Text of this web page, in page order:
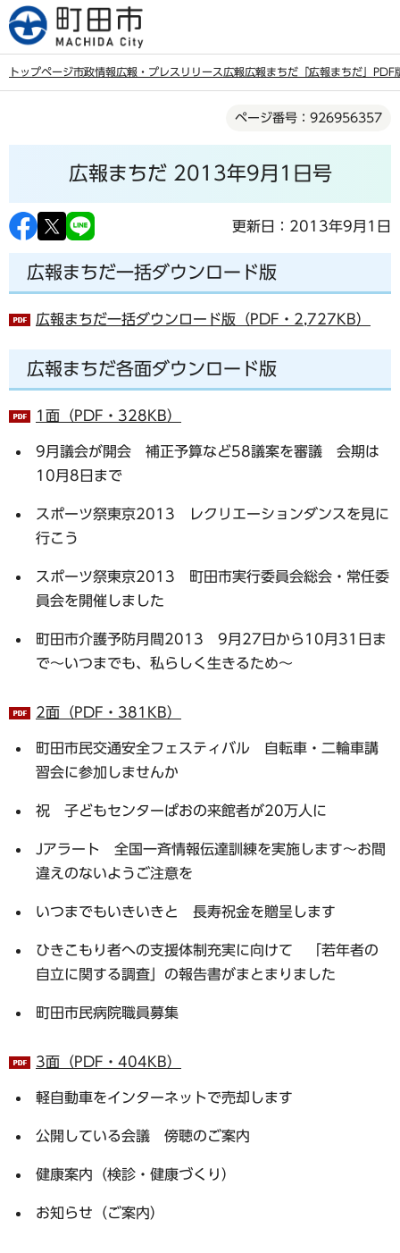
こ
の
す
トップページ市政情報広報・プレスリリース 広報広報まちだ 「広報まちだ」PDF
ら
ページ番号：926956357
広報まちだ 2013年9月1日号
更新日：2013年9月1日
広報まちだ一括ダウンロード版
広報まちだ一括ダウンロード版（PDF・2,727KB）
広報まちだ各面ダウンロード版
1面（PDF・328KB）
9月議会が開会 補正予算など58議案を審議 会期は
10月8日まで
スポーツ祭東京2013 レクリエーションダンスを見に
行こう
スポーツ祭東京2013 町田市実行委員会総会・常任委
員会を開催しました
町田市介護予防月間2013 9月27日から10月31日ま
で～いつまでも、私らしく生きるため～
2面（PDF・381KB）
町田市民交通安全フェスティバル 自転車・二輪車講
習会に参加しませんか
祝 子どもセンターぱおの来館者が20万人に
Jアラート 全国一斉情報伝達訓練を実施します～お間
違えのないようご注意を
いつまでもいきいきと 長寿祝金を贈呈します
ひきこもり者への支援体制充実に向けて 「若年者の
自立に関する調査」の報告書がまとまりました
町田市民病院職員募集
3面（PDF・404KB）
軽自動車をインターネットで売却します
公開している会議 傍聴のご案内
健康案内（検診・健康づくり）
お知らせ（ご案内）